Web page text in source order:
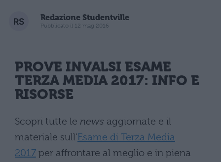
Redazione Studentville
Pubblicato il 12 mag 2016
PROVE INVALSI ESAME
TERZA MEDIA 2017: INFO E
RISORSE
Scopri tutte le news aggiornate e il
materiale sull'Esame di Terza Media
2017 per affrontare al meglio e in piena